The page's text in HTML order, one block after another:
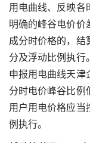
用电曲线、反映各
明确的峰谷电价价
成分时价格的，结
分及浮动比例执行
申报用电曲线天津
分时电价峰谷比例
用户用电价格应当
例执行。